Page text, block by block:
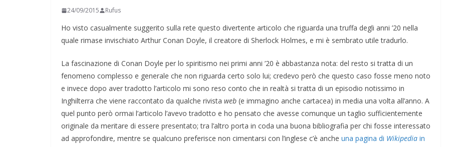
24/09/2015 Rufus
Ho visto casualmente suggerito sulla rete questo divertente articolo che riguarda una truffa degli anni ’20 nella
quale rimase invischiato Arthur Conan Doyle, il creatore di Sherlock Holmes, e mi è sembrato utile tradurlo.
La fascinazione di Conan Doyle per lo spiritismo nei primi anni ’20 è abbastanza nota: del resto si tratta di un
fenomeno complesso e generale che non riguarda certo solo lui; credevo però che questo caso fosse meno noto
e invece dopo aver tradotto l’articolo mi sono reso conto che in realtà si tratta di un episodio notissimo in
Inghilterra che viene raccontato da qualche rivista web (e immagino anche cartacea) in media una volta all’anno. A
quel punto però ormai l’articolo l’avevo tradotto e ho pensato che avesse comunque un taglio sufficientemente
originale da meritare di essere presentato; tra l’altro porta in coda una buona bibliografia per chi fosse interessato
ad approfondire, mentre se qualcuno preferisce non cimentarsi con l’inglese c’è anche una pagina di Wikipedia in